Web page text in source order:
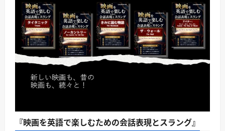
『映画を英語で楽しむための会話表現とスラング』